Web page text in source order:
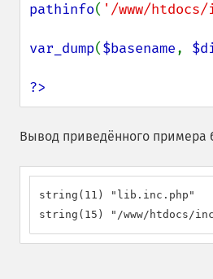
pathinfo( '/www/
var_dump($basename,
?>
Вывод приведённого примера
string(11) "lib.inc.php"
string(15) "/www/htdocs/